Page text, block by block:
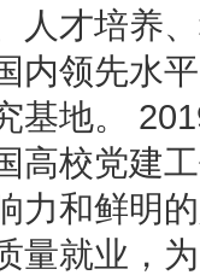
人才培养
内领先水
基地。
高校党建
力和鲜明
量就业，